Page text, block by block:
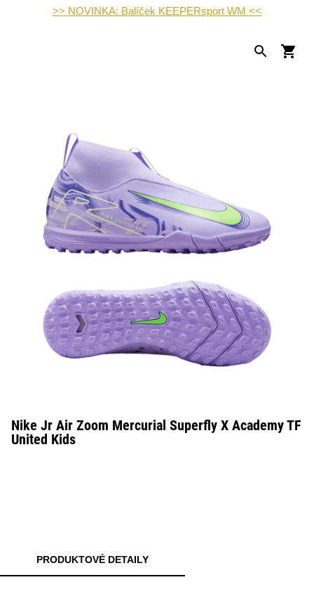
>> NOVINKA: Balíček KEEPERsport WM <<
Nike Jr Air Zoom Mercurial Superfly X Academy TF
United Kids
PRODUKTOVÉ DETAILY